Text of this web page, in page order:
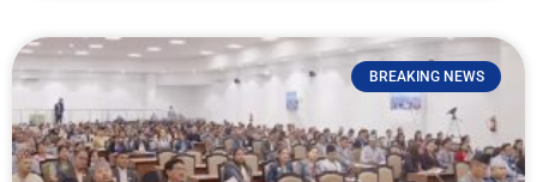
BREAKING NEWS